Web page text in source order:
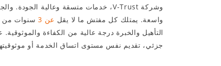
وشركة V-Trust، خدمات متسقة وعالية الجودة. والجدير بالذكر أن فريق V-Trust الذي يضم أكثر من
واسعة. يمتلك كل مفتش ما لا يقل عن 3
سنوات من
التأهيل والخبرة درجة عالية من الكفاءة
جزئي، تقديم نفس مستوى اتساق الخدمة أو